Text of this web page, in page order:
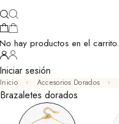
hay productos en el carrito.
sesión
Inicio Accesorios Dorados
Brazaletes dorados